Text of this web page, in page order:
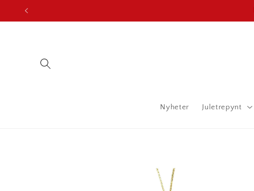
videre til
innholdet
Nyheter Juletrepynt